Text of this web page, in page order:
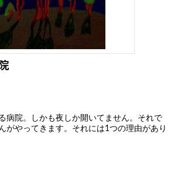
病院。しかも夜しか開いてません。それで
がやってきます。それには1つの理由があり